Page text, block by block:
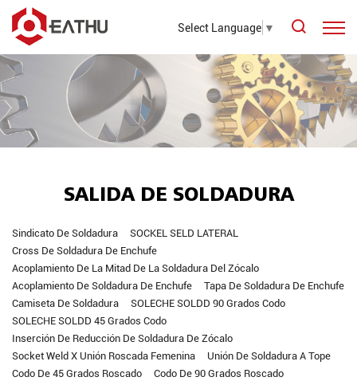
Select Language ▼
SALIDA DE SOLDADURA
Sindicato De Soldadura
SOCKEL SELD LATERAL
Cross De Soldadura De Enchufe
Acoplamiento De La Mitad De La Soldadura Del Zócalo
Acoplamiento De Soldadura De Enchufe
Tapa De Soldadura De Enchufe
Camiseta De Soldadura
SOLECHE SOLDD 90 Grados Codo
SOLECHE SOLDD 45 Grados Codo
Inserción De Reducción De Soldadura De Zócalo
Socket Weld X Unión Roscada Femenina
Unión De Soldadura A Tope
Codo De 45 Grados Roscado
Codo De 90 Grados Roscado